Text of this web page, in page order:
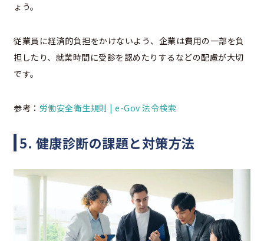
ょう。
従業員に経済的負担をかけないよう、企業は費用の一部を負
担したり、就業時間に受診を認めたりするなどの配慮が大切
です。
参考： 労働安全衛生規則 | e-Gov 法令検索
5. 健康診断の課題と対策方法